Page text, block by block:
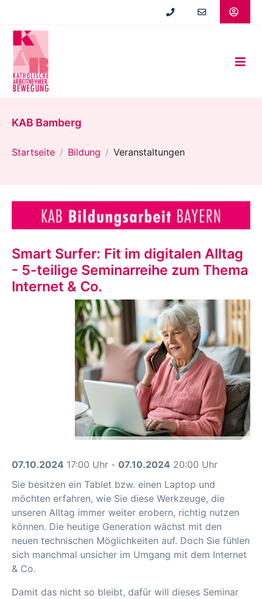
springen
KAB Bamberg
Startseite Bildung Veranstaltungen
Smart Surfer: Fit im digitalen Alltag
- 5-teilige Seminarreihe zum Thema
Internet & Co.
07.10.2024 17:00 Uhr - 07.10.2024 20:00 Uhr
Sie besitzen ein Tablet bzw. einen Laptop und
möchten erfahren, wie Sie diese Werkzeuge, die
unseren Alltag immer weiter erobern, richtig nutzen
können. Die heutige Generation wächst mit den
neuen technischen Möglichkeiten auf. Doch Sie fühlen
sich manchmal unsicher im Umgang mit dem Internet
& Co.
Damit das nicht so bleibt, dafür will dieses Seminar